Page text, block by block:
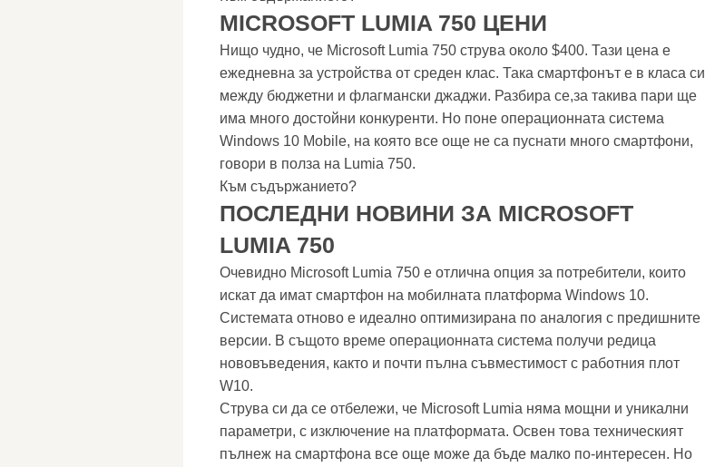
MICROSOFT LUMIA 750 ЦЕНИ
Нищо чудно, че Microsoft Lumia 750 струва около $400. Тази цена е
ежедневна за устройства от среден клас. Така смартфонът е в класа си
между бюджетни и флагмански джаджи. Разбира се,за такива пари ще
има много достойни конкуренти. Но поне операционната система
Windows 10 Mobile, на която все още не са пуснати много смартфони,
говори в полза на Lumia 750.
Към съдържанието?
ПОСЛЕДНИ НОВИНИ ЗА MICROSOFT
LUMIA 750
Очевидно Microsoft Lumia 750 е отлична опция за потребители, които
искат да имат смартфон на мобилната платформа Windows 10.
Системата отново е идеално оптимизирана по аналогия с предишните
версии. В същото време операционната система получи редица
нововъведения, както и почти пълна съвместимост с работния плот
W10.
Струва си да се отбележи, че Microsoft Lumia няма мощни и уникални
параметри, с изключение на платформата. Освен това техническият
пълнеж на смартфона все още може да бъде малко по-интересен. Но